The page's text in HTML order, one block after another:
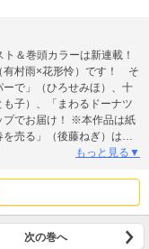
＆巻頭カラーは新連載！
有村雨×花形怜）です！ そ
で」（ひろせみほ）、十
子）、「まわるドーナツ
プでお届け！ ※本作品は紙
売る」（後藤ねぎ）は、
もっと見る▼
次の巻へ